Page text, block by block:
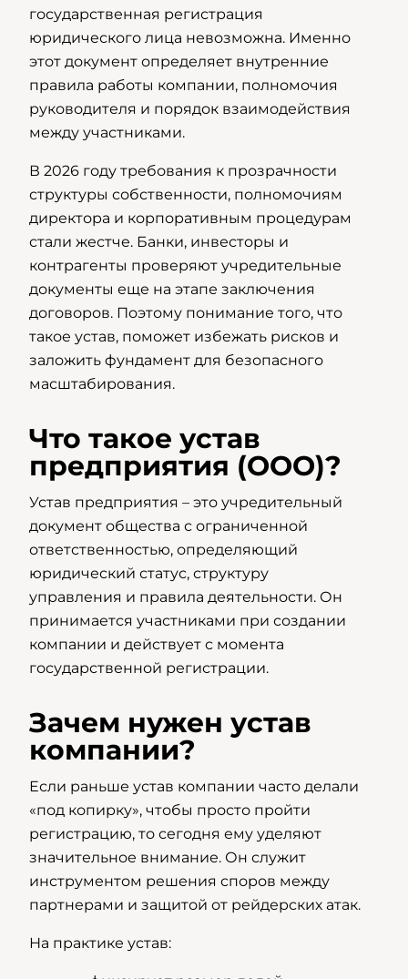
государственная регистрация
юридического лица невозможна. Именно
этот документ определяет внутренние
правила работы компании, полномочия
руководителя и порядок взаимодействия
между участниками.
В 2026 году требования к прозрачности
структуры собственности, полномочиям
директора и корпоративным процедурам
стали жестче. Банки, инвесторы и
контрагенты проверяют учредительные
документы еще на этапе заключения
договоров. Поэтому понимание того, что
такое устав, поможет избежать рисков и
заложить фундамент для безопасного
масштабирования.
Что такое устав
предприятия (ООО)?
Устав предприятия – это учредительный
документ общества с ограниченной
ответственностью, определяющий
юридический статус, структуру
управления и правила деятельности. Он
принимается участниками при создании
компании и действует с момента
государственной регистрации.
Зачем нужен устав
компании?
Если раньше устав компании часто делали
«под копирку», чтобы просто пройти
регистрацию, то сегодня ему уделяют
значительное внимание. Он служит
инструментом решения споров между
партнерами и защитой от рейдерских атак.
На практике устав: